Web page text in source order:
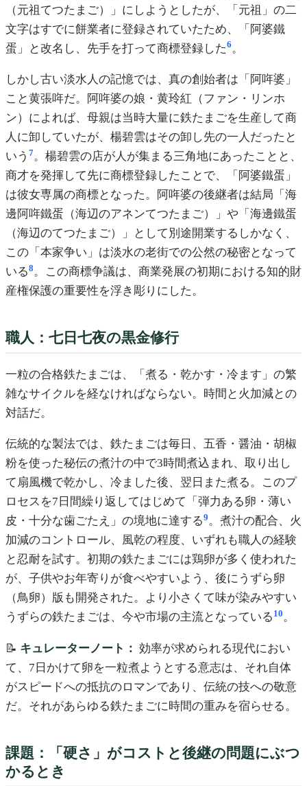
（元祖てつたまご）」にしようとしたが、「元祖」の二
文字はすでに餅業者に登録されていたため、「阿婆鐵
蛋」と改名し、先手を打って商標登録した6。
しかし古い淡水人の記憶では、真の創始者は「阿哖婆」
こと黄張哖だ。阿哖婆の娘・黄玲紅（ファン・リンホ
ン）によれば、母親は当時大量に鉄たまごを生産して商
人に卸していたが、楊碧雲はその卸し先の一人だったと
いう 7。楊碧雲の店が人が集まる三角地にあったことと、
商才を発揮して先に商標登録したことで、「阿婆鐵蛋」
は彼女専属の商標となった。阿哖婆の後継者は結局「海
邊阿哖鐵蛋（海辺のアネンてつたまご）」や「海邊鐵蛋
（海辺のてつたまご）」として別途開業するしかなく、
この「本家争い」は淡水の老街での公然の秘密となって
いる8。この商標争議は、商業発展の初期における知的財
産権保護の重要性を浮き彫りにした。
職人：七日七夜の黒金修行
一粒の合格鉄たまごは、「煮る・乾かす・冷ます」の繁
雑なサイクルを経なければならない。時間と火加減との
対話だ。
伝統的な製法では、鉄たまごは毎日、五香・醤油・胡椒
粉を使った秘伝の煮汁の中で3時間煮込まれ、取り出し
て扇風機で乾かし、冷ました後、翌日また煮る。このプ
ロセスを7日間繰り返してはじめて「弾力ある卵・薄い
皮・十分な歯ごたえ」の境地に達する9。煮汁の配合、火
加減のコントロール、風乾の程度、いずれも職人の経験
と忍耐を試す。初期の鉄たまごには鶏卵が多く使われた
が、子供やお年寄りが食べやすいよう、後にうずら卵
（鳥卵）版も開発された。より小さくて味が染みやすい
うずらの鉄たまごは、今や市場の主流となっている 10。
📝 キュレーターノート： 効率が求められる現代におい
て、7日かけて卵を一粒煮ようとする意志は、それ自体
がスピードへの抵抗のロマンであり、伝統の技への敬意
だ。それがあらゆる鉄たまごに時間の重みを宿らせる。
課題：「硬さ」がコストと後継の問題にぶつ
かるとき